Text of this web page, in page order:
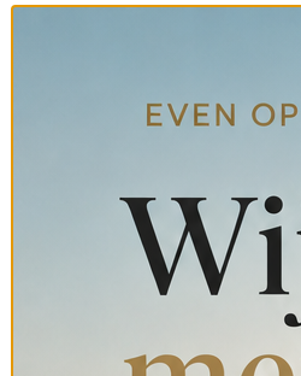
Dag in, dag uit maken en leveren wij